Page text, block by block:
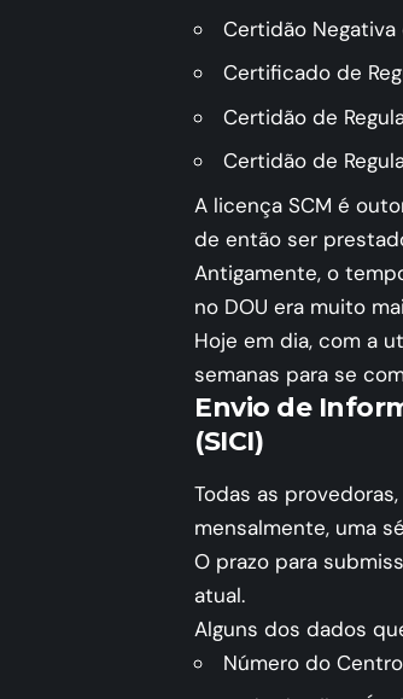
Certidão
Certificado de
Certidão de
Certidão de
A licença SCM é
de então ser
Antigamente, o
no DOU era muito
Hoje em dia, com a
semanas para se
Envio de
(SICI)
Todas as
mensalmente, uma
O prazo para
atual.
Alguns dos dados
Número do